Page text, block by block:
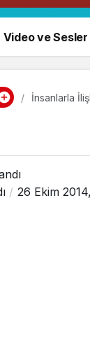
Video ve Sesler
İnsanlarla
26 Ekim